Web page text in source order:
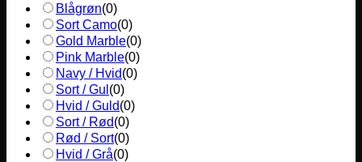
Blågrøn(0)
Sort Camo(0)
Gold Marble(0)
Pink Marble(0)
Navy / Hvid(0)
Sort / Gul (0)
Hvid / Guld(0)
Sort / Rød(0)
Rød / Sort(0)
Hvid / Grå(0)